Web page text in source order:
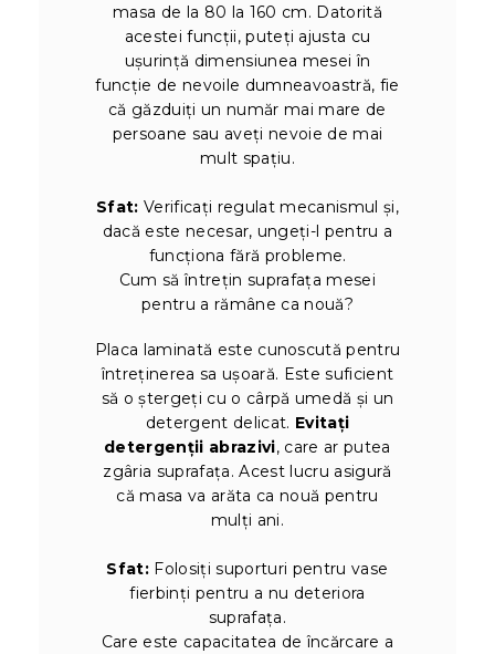
masa de la 80 la 160 cm. Datorită
acestei funcții, puteți ajusta cu
ușurință dimensiunea mesei în
funcție de nevoile dumneavoastră, fie
că găzduiți un număr mai mare de
persoane sau aveți nevoie de mai
mult spațiu.
Sfat: Verificați regulat mecanismul și,
dacă este necesar, ungeți-l pentru a
funcționa fără probleme.
Cum să întrețin suprafața mesei
pentru a rămâne ca nouă?
Placa laminată este cunoscută pentru
întreținerea sa ușoară. Este suficient
să o ștergeți cu o cârpă umedă și un
detergent delicat. Evitați
detergenții abrazivi, care ar putea
zgâria suprafața. Acest lucru asigură
că masa va arăta ca nouă pentru
mulți ani.
Sfat: Folosiți suporturi pentru vase
fierbinți pentru a nu deteriora
suprafața.
Care este capacitatea de încărcare a